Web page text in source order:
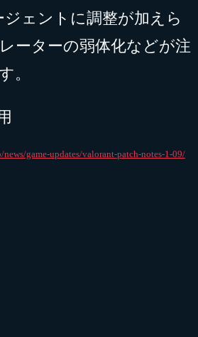
ェントに調整が加えら
ーターの弱体化などが注
。
game-updates/valorant-patch-notes-1-09/